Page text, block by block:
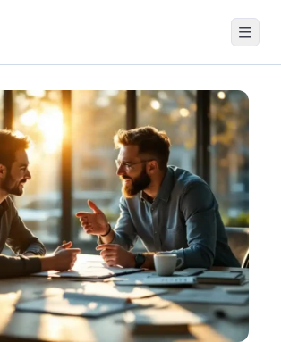
Menu